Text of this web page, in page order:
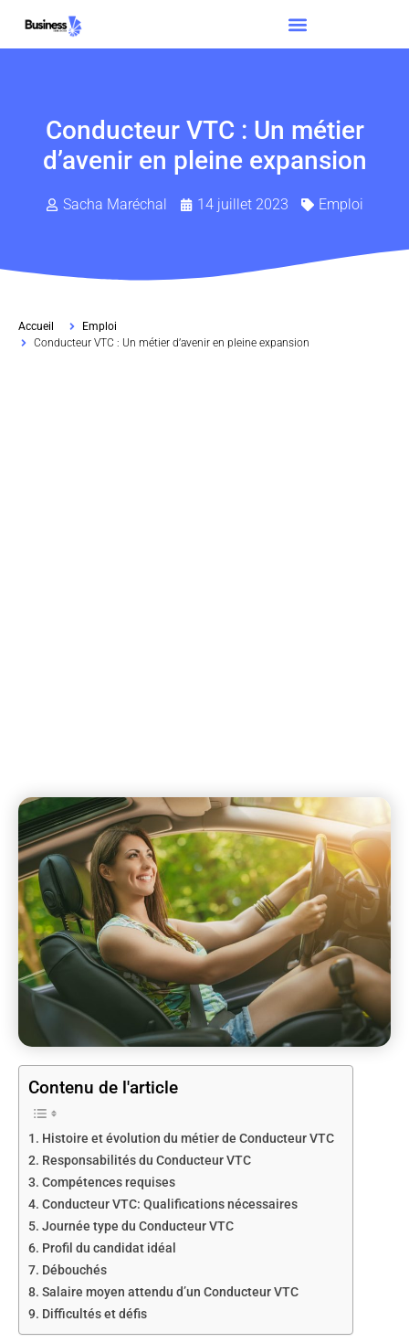
Conducteur VTC : Un métier
d’avenir en pleine expansion
Sacha Maréchal 14 juillet 2023 Emploi
Accueil
Emploi
Conducteur VTC : Un métier d’avenir en pleine expansion
Contenu de l'article
Histoire et évolution du métier de Conducteur VTC
Responsabilités du Conducteur VTC
Compétences requises
Conducteur VTC: Qualifications nécessaires
Journée type du Conducteur VTC
Profil du candidat idéal
Débouchés
Salaire moyen attendu d’un Conducteur VTC
Difficultés et défis